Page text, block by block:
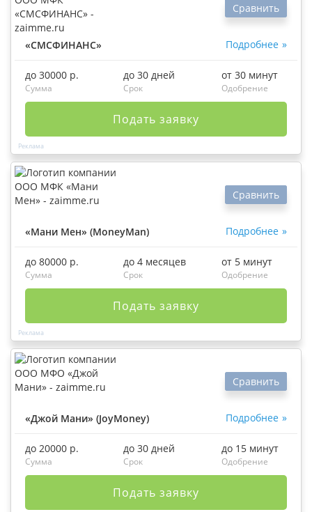
«СМСФИНАНС» Подробнее
Сравнить
до 30000 р.
Сумма
до 30 дней
Срок
от 30 минут
Одобрение
Подать заявку
«Мани Мен» (MoneyMan) Подробнее
Сравнить
до 80000 р.
Сумма
до 4 месяцев
Срок
от 5 минут
Одобрение
Подать заявку
«Джой Мани» (JoyMoney) Подробнее
Сравнить
до 20000 р.
Сумма
до 30 дней
Срок
до 15 минут
Одобрение
Подать заявку